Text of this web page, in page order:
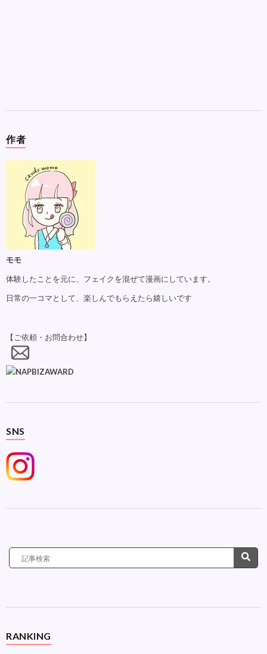
作者
モモ
体験したことを元に、フェイクを混ぜて漫画にしています。
日常の一コマとして、楽しんでもらえたら嬉しいです
【ご依頼・お問合わせ】
SNS
RANKING